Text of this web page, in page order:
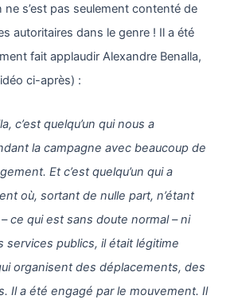
ne s’est pas seulement contenté de
autoritaires dans le genre ! Il a été
fait applaudir Alexandre Benalla,
ci-après) :
c’est quelqu’un qui nous a
la campagne avec beaucoup de
Et c’est quelqu’un qui a
où, sortant de nulle part, n’étant
ce qui est sans doute normal – ni
services publics, il était légitime
organisent des déplacements, des
Il a été engagé par le mouvement. Il